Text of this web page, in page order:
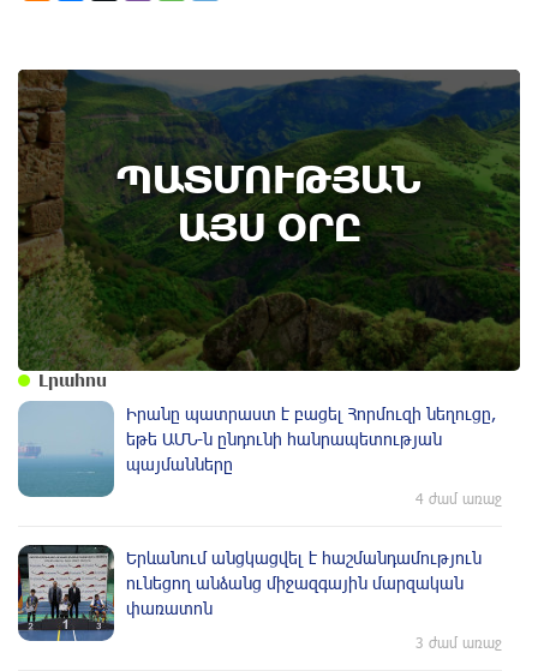
ՊԱՏՄՈՒԹՅԱՆ
ԱՅՍ ՕՐԸ
8th of August
Տեղի է ունեցել Գառնիի ճակատամարտը.
պատմության այս օրը (8 օգոստոս)
Լրահոս
Իրանը պատրաստ է բացել Հորմուզի նեղուցը,
եթե ԱՄՆ-ն ընդունի հանրապետության
պայմանները
4 ժամ առաջ
Երևանում անցկացվել է հաշմանդամություն
ունեցող անձանց միջազգային մարզական
փառատոն
3 ժամ առաջ